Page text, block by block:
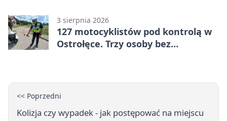
3 sierpnia 2026
127 motocyklistów pod kontrolą w
Ostrołęce. Trzy osoby bez
<< Poprzedni
Kolizja czy wypadek - jak postępować na miejscu